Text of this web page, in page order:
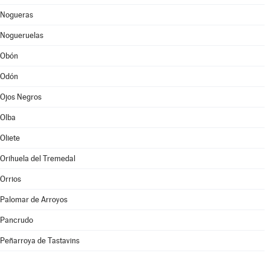
Nogueras
Nogueruelas
Obón
Odón
Ojos Negros
Olba
Oliete
Orihuela del Tremedal
Orrios
Palomar de Arroyos
Pancrudo
Peñarroya de Tastavins